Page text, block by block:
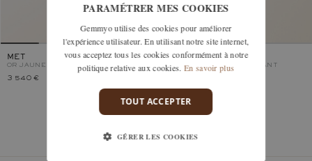
MET
OR JAUNE ET ROSE, DIAMANT
3 540 €
RÉTROMILANO
OR JAUNE ET ROSE, DIAMANT
Vous avez vu 2 modèles sur 2
PARAMÉTRER MES COOKIES
Gemmyo utilise des cookies pour améliorer
l'expérience utilisateur. En utilisant notre site internet,
vous acceptez tous les cookies conformément à notre
politique relative aux cookies. En savoir plus
TOUT ACCEPTER
GÉRER LES COOKIES